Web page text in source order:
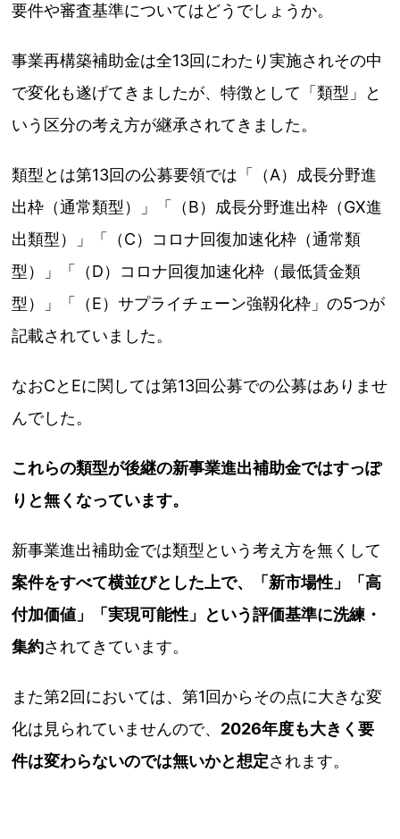
要件や審査基準についてはどうでしょうか。
事業再構築補助金は全13回にわたり実施されその中
で変化も遂げてきましたが、特徴として「類型」と
いう区分の考え方が継承されてきました。
類型とは第13回の公募要領では「（A）成長分野進
出枠（通常類型）」「（B）成長分野進出枠（GX進
出類型）」「（C）コロナ回復加速化枠（通常類
型）」「（D）コロナ回復加速化枠（最低賃金類
型）」「（E）サプライチェーン強靱化枠」の5つが
記載されていました。
なおCとEに関しては第13回公募での公募はありませ
んでした。
これらの類型が後継の新事業進出補助金ではすっぽ
りと無くなっています。
新事業進出補助金では類型という考え方を無くして
案件をすべて横並びとした上で、「新市場性」「高
付加価値」「実現可能性」という評価基準に洗練・
集約されてきています。
また第2回においては、第1回からその点に大きな変
化は見られていませんので、 2026年度も大きく要
件は変わらないのでは無いかと想定されます。